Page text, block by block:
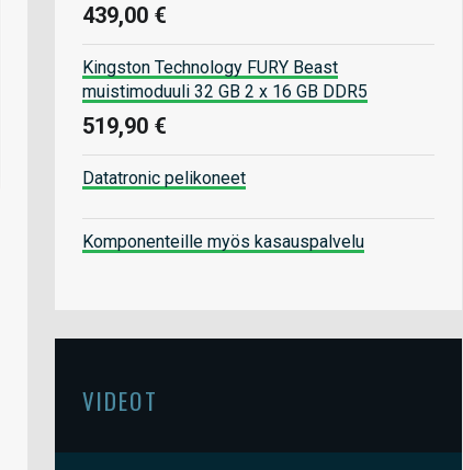
439,00 €
Kingston Technology FURY Beast
muistimoduuli 32 GB 2 x 16 GB DDR5
519,90 €
Datatronic pelikoneet
Komponenteille myös kasauspalvelu
VIDEOT